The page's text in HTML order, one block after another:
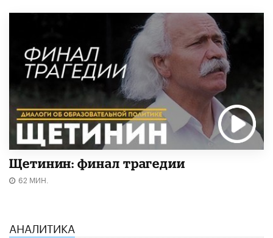
Щетинин: финал трагедии
62 МИН.
АНАЛИТИКА